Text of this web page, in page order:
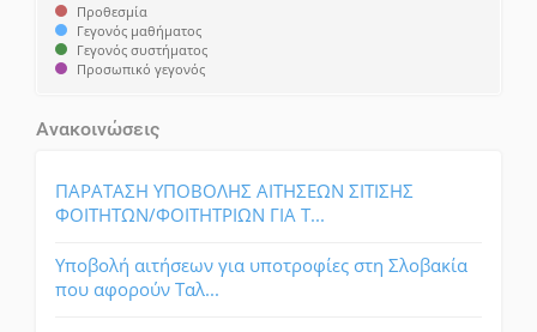
Προθεσμία
Γεγονός μαθήματος
Γεγονός συστήματος
Προσωπικό γεγονός
Ανακοινώσεις
ΠΑΡΑΤΑΣΗ ΥΠΟΒΟΛΗΣ ΑΙΤΗΣΕΩΝ ΣΙΤΙΣΗΣ
ΦΟΙΤΗΤΩΝ/ΦΟΙΤΗΤΡΙΩΝ ΓΙΑ Τ...
Υποβολή αιτήσεων για υποτροφίες στη Σλοβακία
που αφορούν Ταλ...